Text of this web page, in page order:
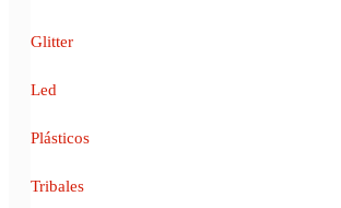
Glitter
Led
Plásticos
Tribales